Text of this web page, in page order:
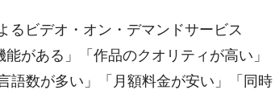
るビデオ・オン・デマンドサービス
がある」「作品のクオリティが高い」
語数が多い」「月額料金が安い」「同時